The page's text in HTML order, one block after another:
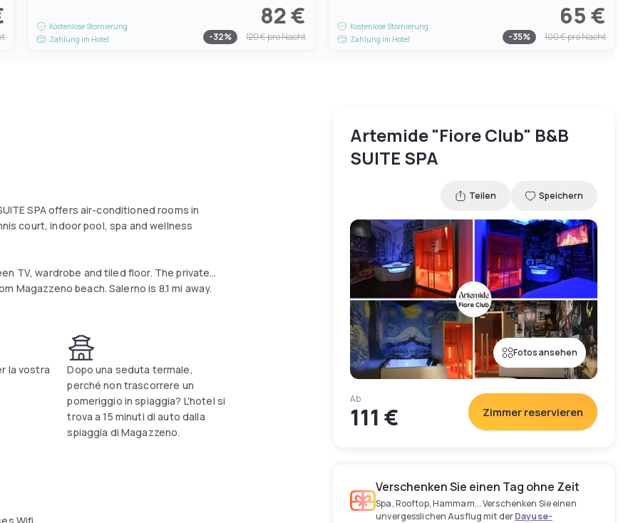
Kostenlose Stornierung
Zahlung im Hotel
82 €
-32% 120 €pro Nacht
Kostenlose Stornierung
Zahlung im Hotel
65 €
-35% 100 €pro Nacht
SPA offers air-conditioned rooms in
court, indoor pool, spa and wellness
TV, wardrobe and tiled floor. The private
Magazzeno beach. Salerno is 8.1 mi away.
la vostra
Dopo una seduta termale,
perché non trascorrere un
pomeriggio in spiaggia? L'hotel si
trova a 15 minuti di auto dalla
spiaggia di Magazzeno.
Artemide "Fiore Club" B&B
SUITE SPA
Teilen Speichern
Fotos ansehen
Ab
111 € Zimmer reservieren
Verschenken Sie einen Tag ohne Zeit
Spa, Rooftop, Hammam... Verschenken Sie einen
unvergesslichen Ausflug mit derDayuse-